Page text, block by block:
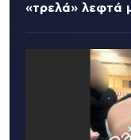
«τρελά» λεφτά